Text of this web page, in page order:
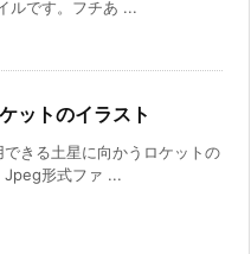
ルです。フチあ ...
ットのイラスト
きる土星に向かうロケットの
Jpeg形式ファ ...